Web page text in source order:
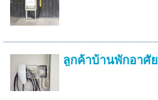
ลูกค้าบ้านพักอาศัย